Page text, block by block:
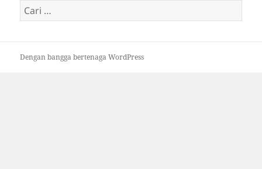
Cari
untuk:
Dengan bangga bertenaga WordPress